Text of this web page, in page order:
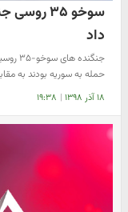
سوخو ۳۵
داد
حمله به سوریه بودند به
۱۸ آذر ۱۳۹۸ | ۱۹:۳۸